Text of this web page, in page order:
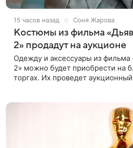
15 часов назад Соня Жарова
Костюмы из фильма
2» продадут на аукционе
Одежду и аксессуары из фильма
2» можно будет приобрести на
торгах. Их проведет